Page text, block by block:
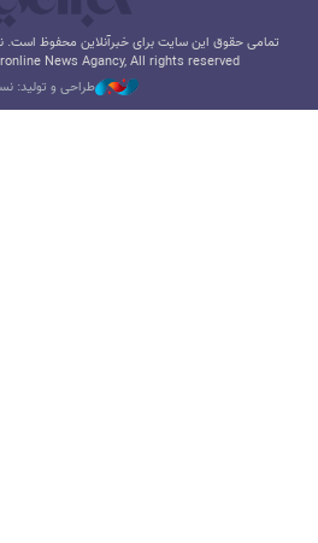
تمامی حقوق این سایت برای خبرآنلاین محفوظ است.
News Agancy, All rights reserved
طراحی و تولید: